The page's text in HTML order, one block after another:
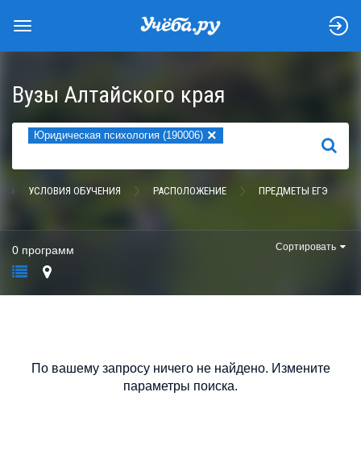
Вузы Алтайского края
Юридическая психология (190006) ×
НАЙТИ
УСЛОВИЯ ОБУЧЕНИЯ РАСПОЛОЖЕНИЕ ПРЕДМЕТЫ ЕГЭ
0 программ Сортировать
По вашему запросу ничего не найдено. Измените
параметры поиска.